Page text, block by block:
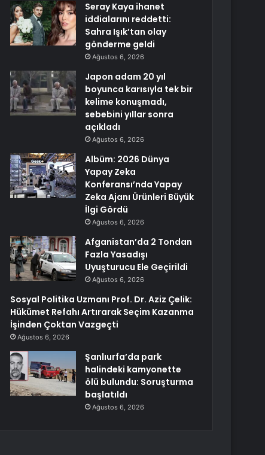
Seray Kaya ihanet
iddialarını reddetti:
Sahra Işık’tan olay
gönderme geldi
Ağustos 6, 2026
Japon adam 20 yıl
boyunca karısıyla tek bir
kelime konuşmadı,
sebebini yıllar sonra
açıkladı
Ağustos 6, 2026
Albüm: 2026 Dünya
Yapay Zeka
Konferansı’nda Yapay
Zeka Ajanı Ürünleri Büyük
İlgi Gördü
Ağustos 6, 2026
Afganistan’da 2 Tondan
Fazla Yasadışı
Uyuşturucu Ele Geçirildi
Ağustos 6, 2026
Sosyal Politika Uzmanı Prof. Dr. Aziz Çelik:
Hükümet Refahı Artırarak Seçim Kazanma
İşinden Çoktan Vazgeçti
Ağustos 6, 2026
Şanlıurfa’da park
halindeki kamyonette
ölü bulundu: Soruşturma
başlatıldı
Ağustos 6, 2026